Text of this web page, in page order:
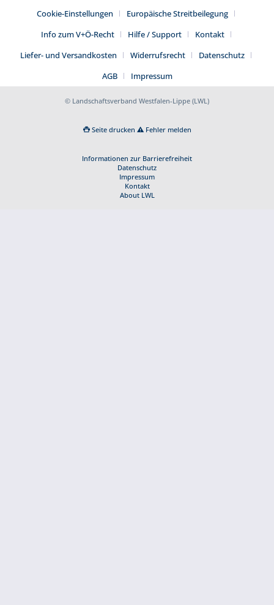
Cookie-Einstellungen
Europäische Streitbeilegung
Info zum V+Ö-Recht
Hilfe / Support
Kontakt
Liefer- und Versandkosten
Widerrufsrecht
Datenschutz
AGB
Impressum
© Landschaftsverband Westfalen-Lippe (LWL)
Seite drucken Fehler melden
Informationen zur Barrierefreiheit
Datenschutz
Impressum
Kontakt
About LWL